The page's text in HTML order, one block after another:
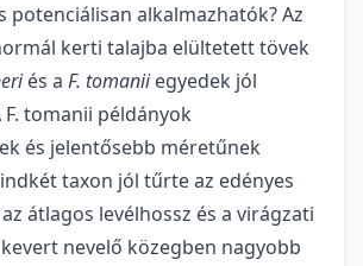
potenciálisan alkalmazhatók? Az
kerti talajba elültetett tövek
és a F. tomaniiegyedek jól
tomanii példányok
és jelentősebb méretűnek
taxon jól tűrte az edényes
átlagos levélhossz és a virágzati
nevelő közegben nagyobb